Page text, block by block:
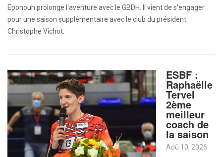
Eponouh prolonge l'aventure avec le GBDH. Il vient de s'engager
pour une saison supplémentaire avec le club du président
Christophe Vichot.
ESBF :
Raphaëlle
Tervel
2ème
meilleur
coach de
la saison
Aoû 10, 2026